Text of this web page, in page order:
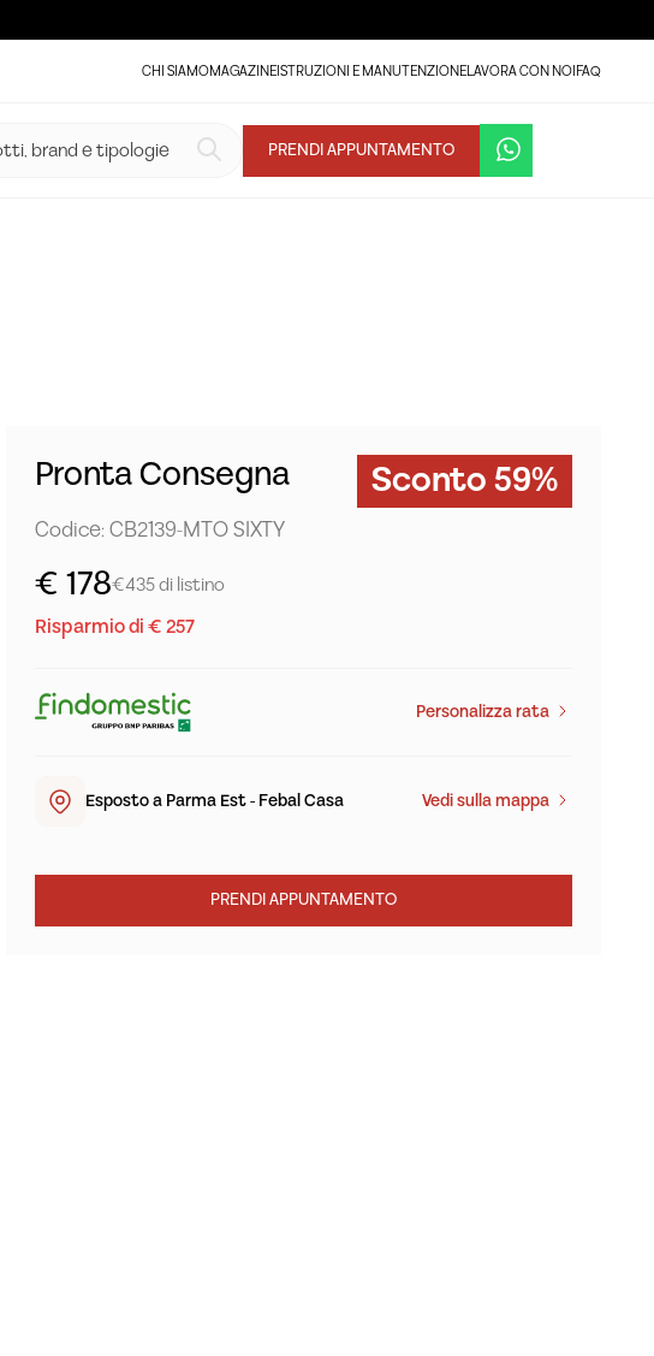
CHI SIAMOMAGAZINEISTRUZIONI E MANUTENZIONELAVORA CON NOIFAQ
PRENDI APPUNTAMENTO
Pronta Consegna Sconto 59%
Codice: CB2139-MTO SIXTY
€ 178€435 di listino
Risparmio di € 257
Personalizza rata
Esposto a Parma Est - Febal Casa Vedi sulla mappa
PRENDI APPUNTAMENTO